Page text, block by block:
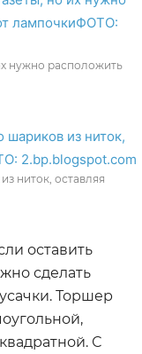
нужно расположить
ниток, оставляя
оставить
сделать
Торшер
С